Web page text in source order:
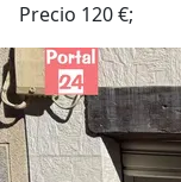
Precio 120 €;